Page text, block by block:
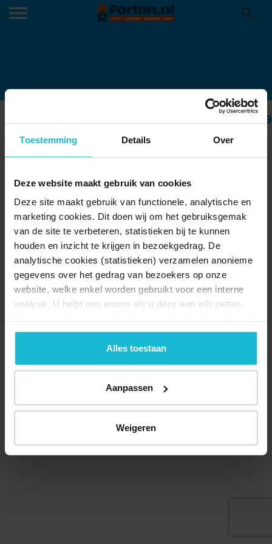
Toestemming Details Over
Deze website maakt gebruik van cookies
Deze site maakt gebruik van functionele, analytische en
marketing cookies. Dit doen wij om het gebruiksgemak
van de site te verbeteren, statistieken bij te kunnen
houden en inzicht te krijgen in bezoekgedrag. De
analytische cookies (statistieken) verzamelen anonieme
gegevens over het gedrag van bezoekers op onze
website, welke enkel worden gebruikt voor een interne
analyse. U helpt ons enorm als u deze aan wilt zetten.
geen commerciële doelstelling. U kunt deze cookies via
de knoppen accepteren, beheren of weigeren.
Alles toestaan
Aanpassen
Weigeren
81130406E44B13EA4E5132DCC22C31A9
© 2026 Stichting Forten Nederland
Over ons
Doneer nu Disclaimer
Contact